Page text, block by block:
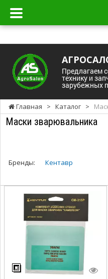
Предлагаем
технику и
зарубежных
Главная > Каталог >
Маски зварювальника
Бренды: Кентавр